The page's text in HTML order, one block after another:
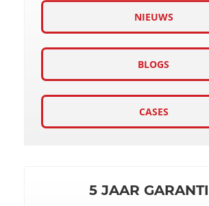
NIEUWS
BLOGS
CASES
5 JAAR